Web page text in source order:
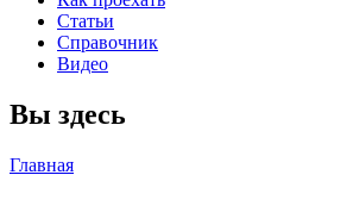
Статьи
Справочник
Видео
Вы здесь
Главная